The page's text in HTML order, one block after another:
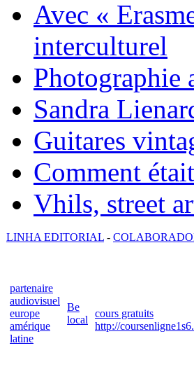
Avec «
interculturel
Photographie
Sandra
Guitares
Comment
Vhils, street
LINHA EDITORIAL -
partenaire
audiovisuel
europe
amérique
latine
Be
local
cours gratuits
http://